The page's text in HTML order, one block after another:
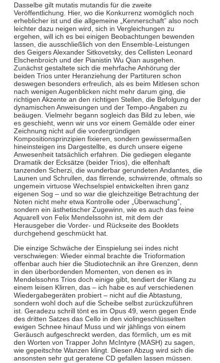
Dasselbe gilt mutatis mutandis für die zweite
Veröffentlichung. Hier, wo die Konkurrenz womöglich noch
erheblicher ist und die allgemeine „Kennerschaft” also noch
leichter dazu neigen wird, sich in Vergleichungen zu
ergehen, will ich es bei einigen Beobachtungen bewenden
lassen, die ausschließlich von den Ensemble-Leistungen
des Geigers Alexander Sitkovetsky, des Cellisten Leonard
Elschenbroich und der Pianistin Wu Qian ausgehen.
Zunächst gestaltete sich die mehrfache Anhörung der
beiden Trios unter Heranziehung der Partituren schon
deswegen besonders erfreulich, als es beim Mitlesen schon
nach wenigen Augenblicken nicht mehr darum ging, die
richtigen Akzente an den richtigen Stellen, die Befolgung der
dynamischen Anweisungen und der Tempo-Angaben zu
beäugen. Vielmehr begann sogleich das Bild zu leben, wie
es geschieht, wenn wir uns vor einem Gemälde oder einer
Zeichnung nicht auf die vordergründigen
Kompositionsprinzipien fixieren, sondern gewissermaßen
hineinsteigen ins Dargestellte, es durch unsere eigene
Anwesenheit tatsächlich erfahren. Die gediegen elegante
Dramatik der Ecksätze (beider Trios), die elfenhaft
tanzenden Scherzi, die wunderbar gerundeten Andantes, die
Launen und Schrullen, das flirrende, schwirrende, oftmals so
ungemein virtuose Wechselspiel entwickelten ihren ganz
eigenen Sog – und so war die gleichzeitige Betrachtung der
Noten nicht mehr etwa Kontrolle oder „Überwachung”,
sondern ein ästhetischer Zugewinn, wie es auch das feine
Aquarell von Felix Mendelssohn ist, mit dem der
Herausgeber die Vorder- und Rückseite des Booklets
durchgehend geschmückt hat.
Die einzige Schwäche der Einspielung sei indes nicht
verschwiegen: Wieder einmal brachte die Trioformation
offenbar auch hier die Studiotechnik an ihre Grenzen, denn
in den überbordenden Momenten, von denen es in
Mendelssohns Trios doch einige gibt, tendiert der Klang zu
einem leisen Klirren, das – ich habe es auf verschiedenen
Wiedergabegeräten probiert – nicht auf die Abtastung,
sondern wohl doch auf die Scheibe selbst zurückzuführen
ist. Geradezu schrill tönt es im Opus 49, wenn gegen Ende
des dritten Satzes das Cello in den violingeschlüsselten
ewigen Schnee hinauf Muss und wir jählings von einem
Geräusch aufgeschreckt werden, das förmlich, um es mit
den Worten von Trapper John McIntyre (MASH) zu sagen,
wie gepeitschte Wanzen klingt. Diesen Abzug wird sich die
ansonsten sehr gut geratene CD gefallen lassen müssen.